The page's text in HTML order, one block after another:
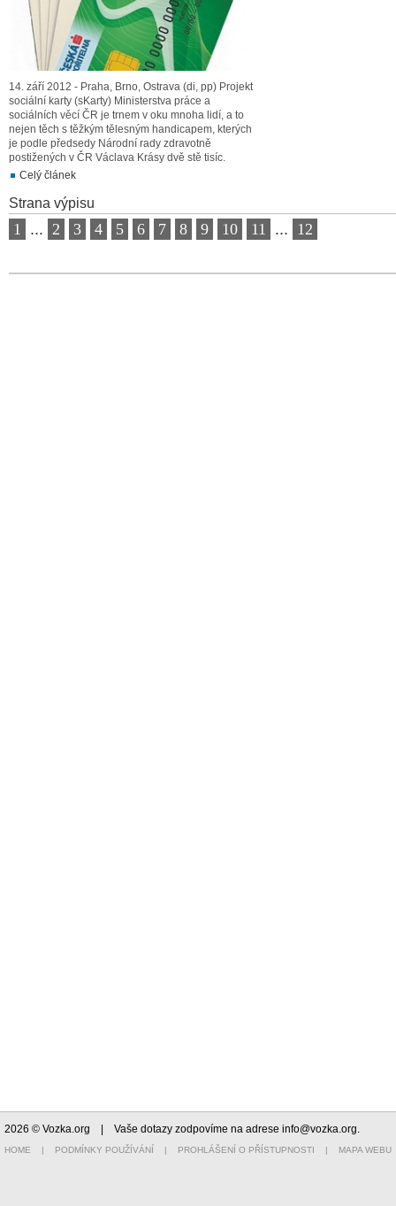
14. září 2012 - Praha, Brno, Ostrava (di, pp) Projekt
sociální karty (sKarty) Ministerstva práce a
sociálních věcí ČR je trnem v oku mnoha lidí, a to
nejen těch s těžkým tělesným handicapem, kterých
je podle předsedy Národní rady zdravotně
postižených v ČR Václava Krásy dvě stě tisíc.
Celý článek
Strana výpisu
1 ... 2 3 4 5 6 7 8 9 10 11 ... 12
2026 © Vozka.org | Vaše dotazy zodpovíme na adrese info@vozka.org.
HOME | PODMÍNKY POUŽÍVÁNÍ | PROHLÁŠENÍ O PŘÍSTUPNOSTI | MAPA WEBU